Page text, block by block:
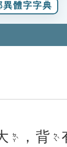
異體字字典
ㄉㄚˋ ，背 ㄅㄟˋ